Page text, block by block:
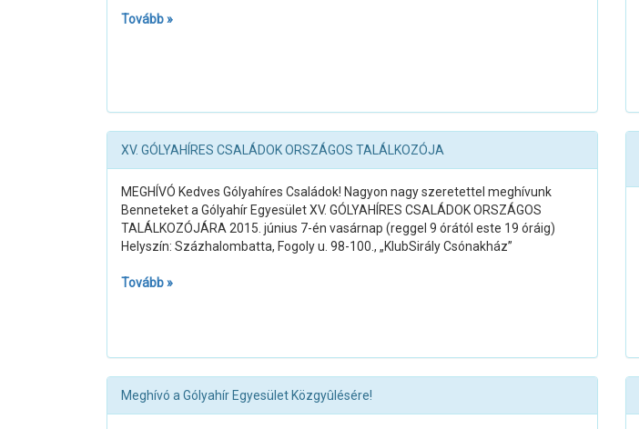
Tovább »
XV. GÓLYAHÍRES CSALÁDOK ORSZÁGOS TALÁLKOZÓJA
MEGHÍVÓ Kedves Gólyahíres Családok! Nagyon nagy szeretettel meghívunk
Benneteket a Gólyahír Egyesület XV. GÓLYAHÍRES CSALÁDOK ORSZÁGOS
TALÁLKOZÓJÁRA 2015. június 7-én vasárnap (reggel 9 órától este 19 óráig)
Helyszín: Százhalombatta, Fogoly u. 98-100., „KlubSirály Csónakház”
Tovább »
Meghívó a Gólyahír Egyesület Közgyûlésére!